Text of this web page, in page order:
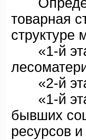
товарная
структуре
«1-й
«2-й
«1-й
бывших
ресурсов